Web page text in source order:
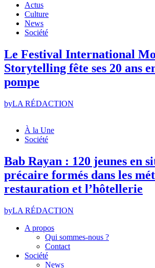
Actus
Culture
News
Société
Le Festival International
Storytelling fête ses 20 ans
pompe
byLA RÉDACTION
À la Une
Société
Bab Rayan : 120 jeunes en
précaire formés dans les
restauration et l’hôtellerie
byLA RÉDACTION
A propos
Qui sommes-nous ?
Contact
Société
News